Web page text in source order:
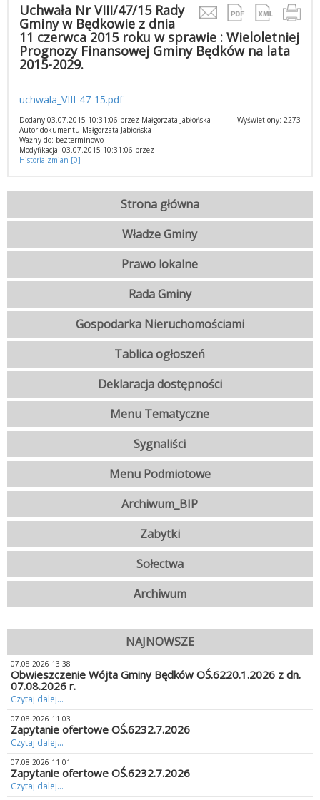
Uchwała Nr VIII/47/15 Rady
Gminy w Będkowie z dnia
11 czerwca 2015 roku w sprawie : Wieloletniej
Prognozy Finansowej Gminy Będków na lata
2015-2029.
uchwala_VIII-47-15.pdf
Wyświetlony: 2273
Dodany 03.07.2015 10:31:06 przez Małgorzata Jabłońska
Autor dokumentu Małgorzata Jabłońska
Ważny do: bezterminowo
Modyfikacja: 03.07.2015 10:31:06 przez
Historia zmian [0]
Strona główna
Władze Gminy
Prawo lokalne
Rada Gminy
Gospodarka Nieruchomościami
Tablica ogłoszeń
Deklaracja dostępności
Menu Tematyczne
Sygnaliści
Menu Podmiotowe
Archiwum_BIP
Zabytki
Sołectwa
Archiwum
NAJNOWSZE
07.08.2026 13:38
Obwieszczenie Wójta Gminy Będków OŚ.6220.1.2026 z dn.
07.08.2026 r.
Czytaj dalej...
07.08.2026 11:03
Zapytanie ofertowe OŚ.6232.7.2026
Czytaj dalej...
07.08.2026 11:01
Zapytanie ofertowe OŚ.6232.7.2026
Czytaj dalej...